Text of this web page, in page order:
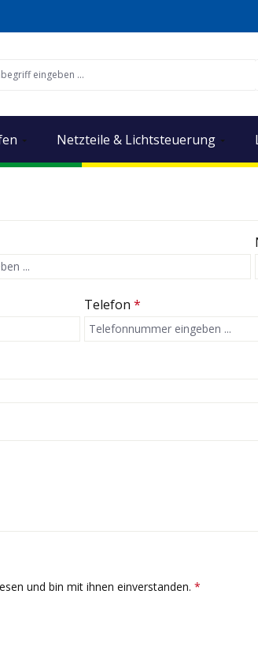
Netzteile & Lichtsteuerung
Telefon *
und bin mit ihnen einverstanden. *